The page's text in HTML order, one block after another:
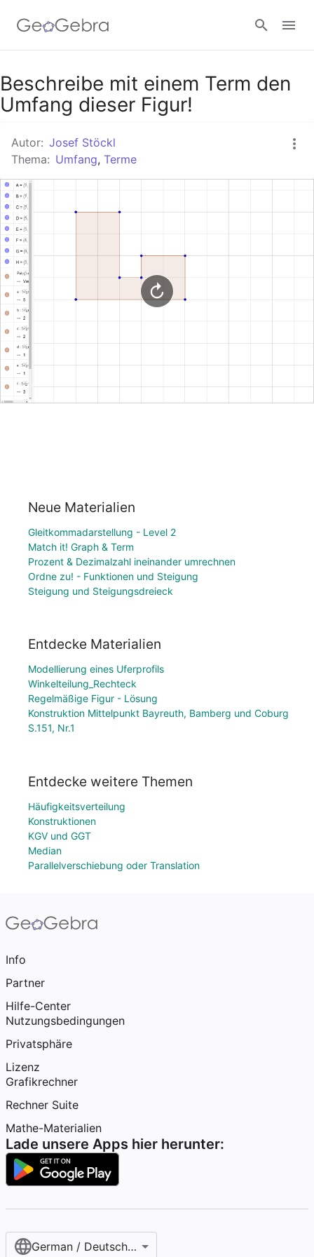
Google Classroom
Anmelden
Beschreibe mit einem Term den
Umfang dieser Figur!
Autor: Josef Stöckl
Thema: Umfang, Terme
Neue Materialien
Gleitkommadarstellung - Level 2
Match it! Graph & Term
Prozent & Dezimalzahl ineinander umrechnen
Ordne zu! - Funktionen und Steigung
Steigung und Steigungsdreieck
Entdecke Materialien
Modellierung eines Uferprofils
Winkelteilung_Rechteck
Regelmäßige Figur - Lösung
Konstruktion Mittelpunkt Bayreuth, Bamberg und Coburg
S.151, Nr.1
Entdecke weitere Themen
Häufigkeitsverteilung
Konstruktionen
KGV und GGT
Median
Parallelverschiebung oder Translation
Info
Partner
Hilfe-Center
Nutzungsbedingungen
Privatsphäre
Lizenz
Grafikrechner
Rechner Suite
Mathe-Materialien
Lade unsere Apps hier herunter:
German / Deutsch (Österreich)‎